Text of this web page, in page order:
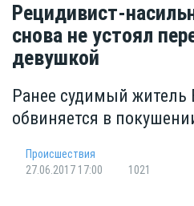
Рецидивист-
снова не устоял
девушкой
Ранее судимый житель
обвиняется в
Происшествия
27.06.2017 17:00
1021